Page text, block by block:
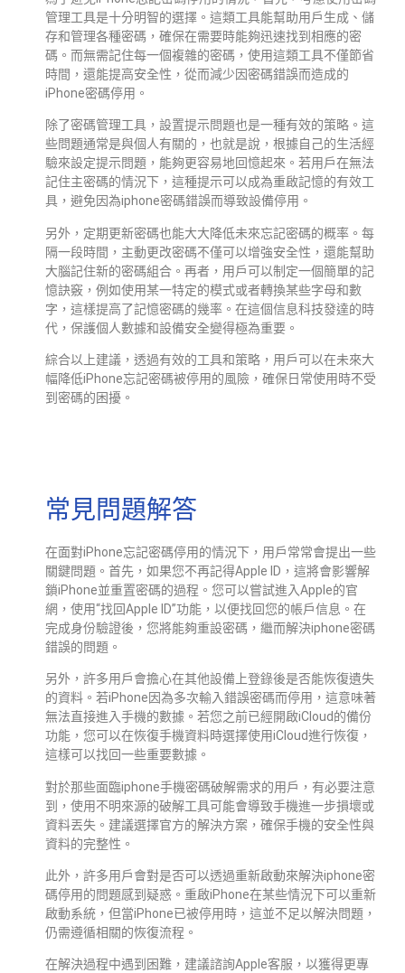
管理工具是十分明智的選擇。這類工具能幫助用戶生成、儲
存和管理各種密碼，確保在需要時能夠迅速找到相應的密
碼。而無需記住每一個複雜的密碼，使用這類工具不僅節省
時間，還能提高安全性，從而減少因密碼錯誤而造成的
iPhone密碼停用。
除了密碼管理工具，設置提示問題也是一種有效的策略。這
些問題通常是與個人有關的，也就是說，根據自己的生活經
驗來設定提示問題，能夠更容易地回憶起來。若用戶在無法
記住主密碼的情況下，這種提示可以成為重啟記憶的有效工
具，避免因為iphone密碼錯誤而導致設備停用。
另外，定期更新密碼也能大大降低未來忘記密碼的概率。每
隔一段時間，主動更改密碼不僅可以增強安全性，還能幫助
大腦記住新的密碼組合。再者，用戶可以制定一個簡單的記
憶訣竅，例如使用某一特定的模式或者轉換某些字母和數
字，這樣提高了記憶密碼的幾率。在這個信息科技發達的時
代，保護個人數據和設備安全變得極為重要。
綜合以上建議，透過有效的工具和策略，用戶可以在未來大
幅降低iPhone忘記密碼被停用的風險，確保日常使用時不受
到密碼的困擾。
常見問題解答
在面對iPhone忘記密碼停用的情況下，用戶常常會提出一些
關鍵問題。首先，如果您不再記得Apple ID，這將會影響解
鎖iPhone並重置密碼的過程。您可以嘗試進入Apple的官
網，使用“找回Apple ID”功能，以便找回您的帳戶信息。在
完成身份驗證後，您將能夠重設密碼，繼而解決iphone密碼
錯誤的問題。
另外，許多用戶會擔心在其他設備上登錄後是否能恢復遺失
的資料。若iPhone因為多次輸入錯誤密碼而停用，這意味著
無法直接進入手機的數據。若您之前已經開啟iCloud的備份
功能，您可以在恢復手機資料時選擇使用iCloud進行恢復，
這樣可以找回一些重要數據。
對於那些面臨iphone手機密碼破解需求的用戶，有必要注意
到，使用不明來源的破解工具可能會導致手機進一步損壞或
資料丟失。建議選擇官方的解決方案，確保手機的安全性與
資料的完整性。
此外，許多用戶會對是否可以透過重新啟動來解決iphone密
碼停用的問題感到疑惑。重啟iPhone在某些情況下可以重新
啟動系統，但當iPhone已被停用時，這並不足以解決問題，
仍需遵循相關的恢復流程。
在解決過程中遇到困難，建議諮詢Apple客服，以獲得更專